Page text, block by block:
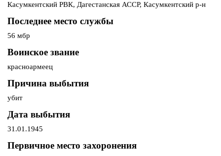
Касумкентский РВК, Дагестанская АССР, Касумкентский р-н
Последнее место службы
56 мбр
Воинское звание
красноармеец
Причина выбытия
убит
Дата выбытия
31.01.1945
Первичное место захоронения